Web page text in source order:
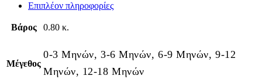
Επιπλέον πληροφορίες
Βάρος 0.80 κ.
Μέγεθος
0-3 Μηνών, 3-6 Μηνών, 6-9 Μηνών, 9-12
Μηνών, 12-18 Μηνών